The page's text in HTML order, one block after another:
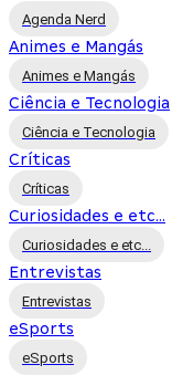
Agenda Nerd
Animes e Mangás
Animes e Mangás
Ciência e Tecnologia
Ciência e Tecnologia
Críticas
Críticas
Curiosidades e etc...
Curiosidades e etc...
Entrevistas
Entrevistas
eSports
eSports